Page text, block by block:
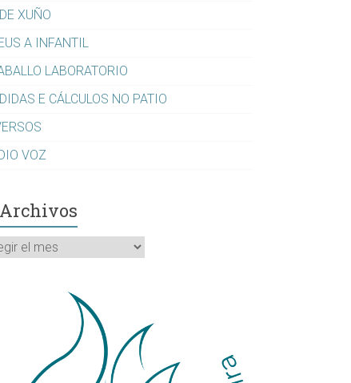
XUÑO
A INFANTIL
LABORATORIO
E CÁLCULOS NO PATIO
VOZ
Archivos